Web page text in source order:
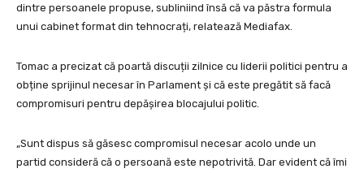
dintre persoanele propuse, subliniind însă că va păstra formula
unui cabinet format din tehnocrați, relatează Mediafax.
Tomac a precizat că poartă discuții zilnice cu liderii politici pentru a
obține sprijinul necesar în Parlament și că este pregătit să facă
compromisuri pentru depășirea blocajului politic.
„Sunt dispus să găsesc compromisul necesar acolo unde un
partid consideră că o persoană este nepotrivită. Dar evident că îmi